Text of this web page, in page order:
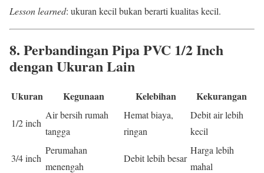
Lesson learned: ukuran kecil bukan berarti kualitas kecil.
8. Perbandingan Pipa PVC 1/2 Inch
dengan Ukuran Lain
Ukuran Kegunaan Kelebihan Kekurangan
1/2 inch
Air bersih rumah
tangga
Hemat biaya,
ringan
Debit air lebih
kecil
3/4 inch
Perumahan
menengah
Debit lebih besar
Harga lebih
mahal